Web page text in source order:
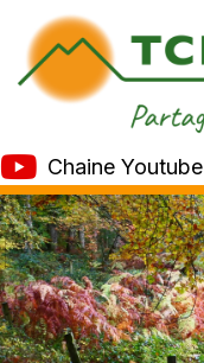
Chaine Youtube